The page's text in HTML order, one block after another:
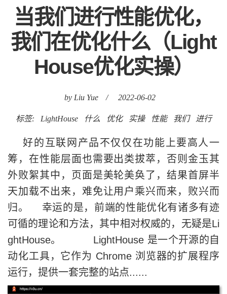
当我们进行性能优化，
我们在优化什么（Light
House优化实操）
by Liu Yue / 2022-06-02
标签: LightHouse 什么 优化 实操 性能 我们 进行
好的互联网产品不仅仅在功能上要高人一
筹，在性能层面也需要出类拔萃，否则金玉其
外败絮其中，页面是美轮美奂了，结果首屏半
天加载不出来，难免让用户乘兴而来，败兴而
归。 幸运的是，前端的性能优化有诸多有迹
可循的理论和方法，其中相对权威的，无疑是Li
ghtHouse。 LightHouse 是一个开源的自
动化工具，它作为 Chrome 浏览器的扩展程序
运行，提供一套完整的站点......